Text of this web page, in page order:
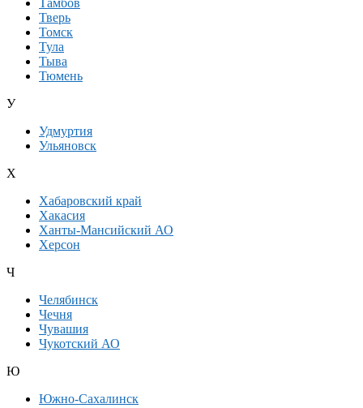
Тамбов
Тверь
Томск
Тула
Тыва
Тюмень
У
Удмуртия
Ульяновск
Х
Хабаровский край
Хакасия
Ханты-Мансийский АО
Херсон
Ч
Челябинск
Чечня
Чувашия
Чукотский АО
Ю
Южно-Сахалинск